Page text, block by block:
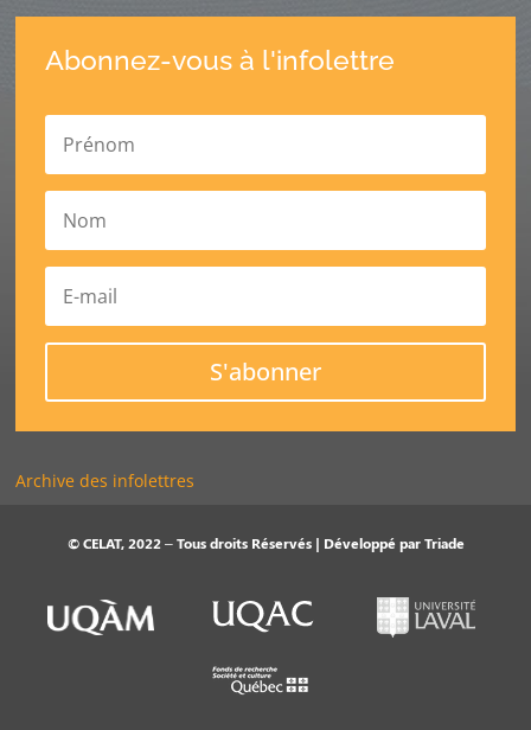
Abonnez-vous à l'infolettre
S'abonner
Archive des infolettres
© CELAT, 2022 – Tous droits Réservés | Développé parTriade